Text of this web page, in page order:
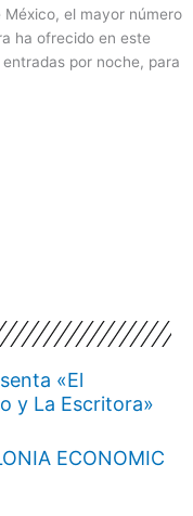
México, el mayor número
ha ofrecido en este
por noche, para
«El
y La Escritora»
ECONOMIC